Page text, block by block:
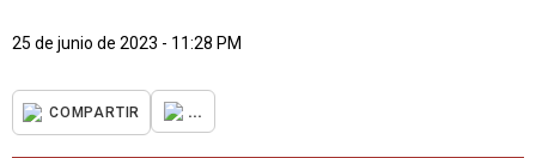
25 de junio de 2023 - 11:28 PM
COMPARTIR ...